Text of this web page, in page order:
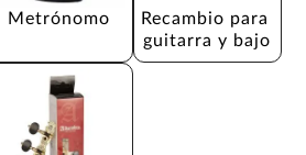
Metrónomo
Recambio para
guitarra y bajo